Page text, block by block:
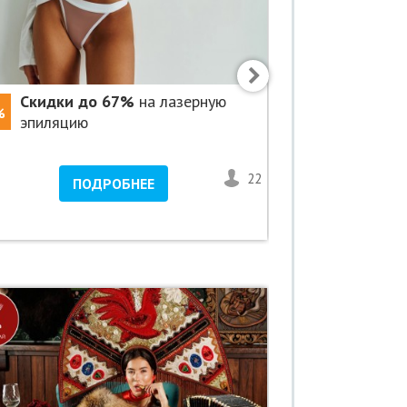
Скидки до 67% на лазерную
эпиляцию
ПОДРОБНЕЕ 22